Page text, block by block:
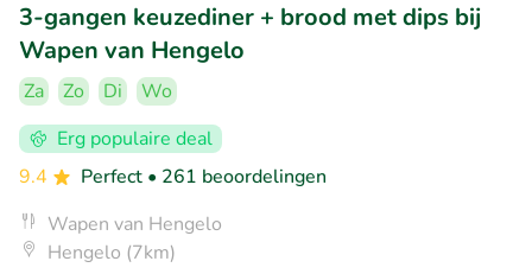
3-gangen keuzediner + brood met dips bij
Wapen van Hengelo
Za Zo Di
Wo
Erg populaire deal
9.4
Perfect • 261 beoordelingen
Wapen van Hengelo
Hengelo (7km)